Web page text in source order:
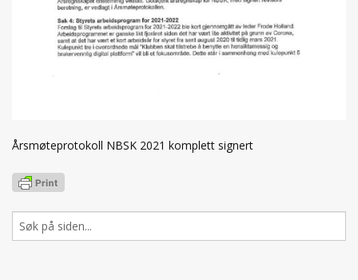
Årsmøteprotokoll NBSK 2021 komplett signert
Søk